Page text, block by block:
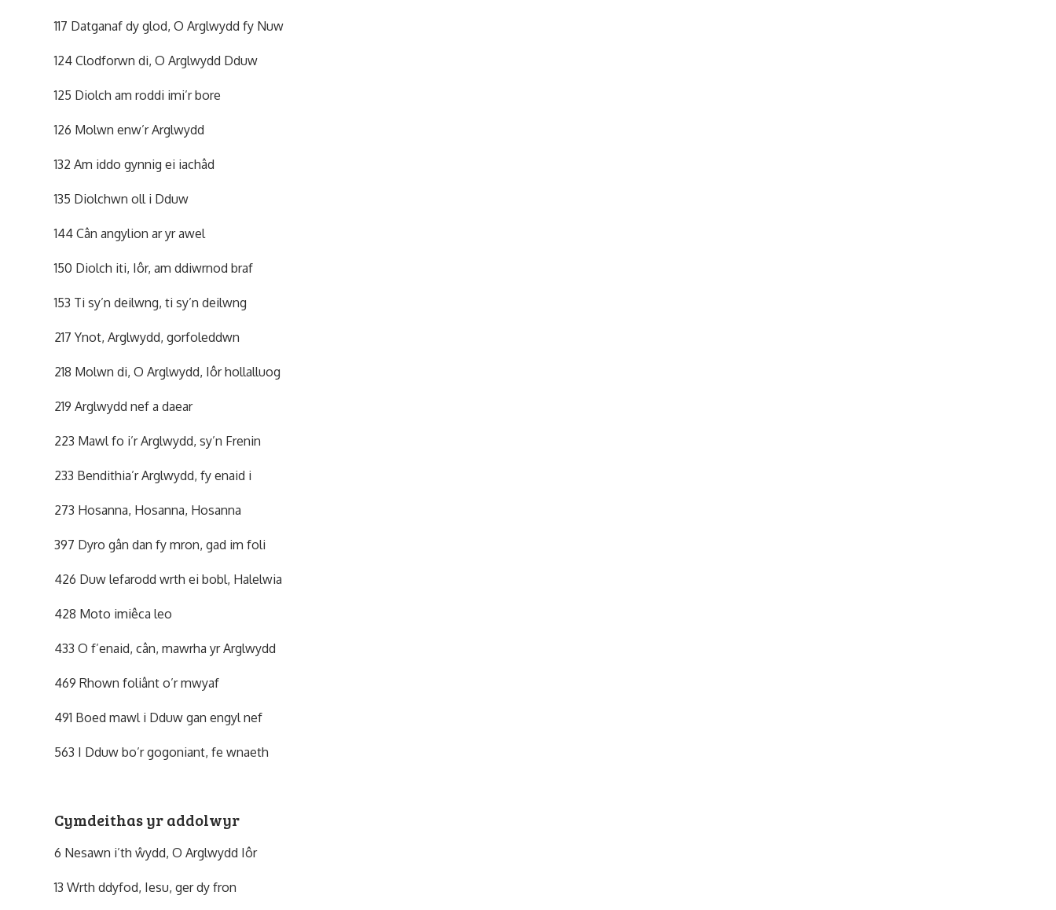
117 Datganaf dy glod, O Arglwydd fy Nuw
124 Clodforwn di, O Arglwydd Dduw
125 Diolch am roddi imi’r bore
126 Molwn enw’r Arglwydd
132 Am iddo gynnig ei iachâd
135 Diolchwn oll i Dduw
144 Cân angylion ar yr awel
150 Diolch iti, Iôr, am ddiwrnod braf
153 Ti sy’n deilwng, ti sy’n deilwng
217 Ynot, Arglwydd, gorfoleddwn
218 Molwn di, O Arglwydd, Iôr hollalluog
219 Arglwydd nef a daear
223 Mawl fo i’r Arglwydd, sy’n Frenin
233 Bendithia’r Arglwydd, fy enaid i
273 Hosanna, Hosanna, Hosanna
397 Dyro gân dan fy mron, gad im foli
426 Duw lefarodd wrth ei bobl, Halelwia
428 Moto imiêca leo
433 O f’enaid, cân, mawrha yr Arglwydd
469 Rhown foliânt o’r mwyaf
491 Boed mawl i Dduw gan engyl nef
563 I Dduw bo’r gogoniant, fe wnaeth
Cymdeithas yr addolwyr
6 Nesawn i’th ŵydd, O Arglwydd Iôr
13 Wrth ddyfod, Iesu, ger dy fron